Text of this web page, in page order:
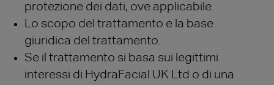
protezione dei dati, ove applicabile.
Lo scopo del trattamento e la base
giuridica del trattamento.
Se il trattamento si basa sui legittimi
interessi di HydraFacial UK Ltd o di una